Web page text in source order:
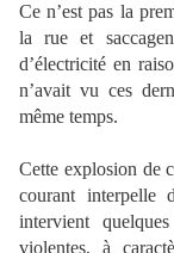
Ce n’est pas la
la rue et
d’électricité en
n’avait vu ces
même temps.
Cette explosion de
courant interpelle
intervient
violentes, à